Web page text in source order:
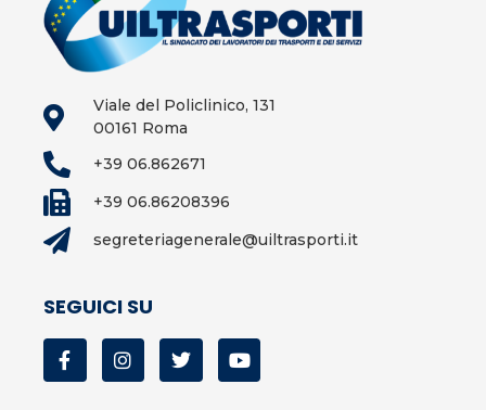
Viale del Policlinico, 131
00161 Roma
+39 06.862671
+39 06.86208396
segreteriagenerale@uiltrasporti.it
SEGUICI SU